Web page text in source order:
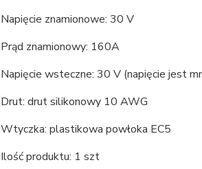
Napięcie znamionowe: 30 V
Prąd znamionowy: 160A
Napięcie wsteczne: 30 V (napięcie jest
Drut: drut silikonowy 10 AWG
Wtyczka: plastikowa powłoka EC5
Ilość produktu: 1 szt